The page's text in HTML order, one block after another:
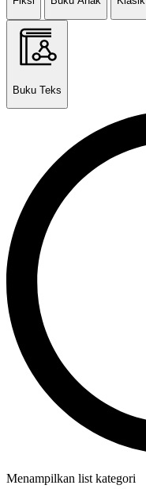
Buku Teks
Menampilkan list kategori